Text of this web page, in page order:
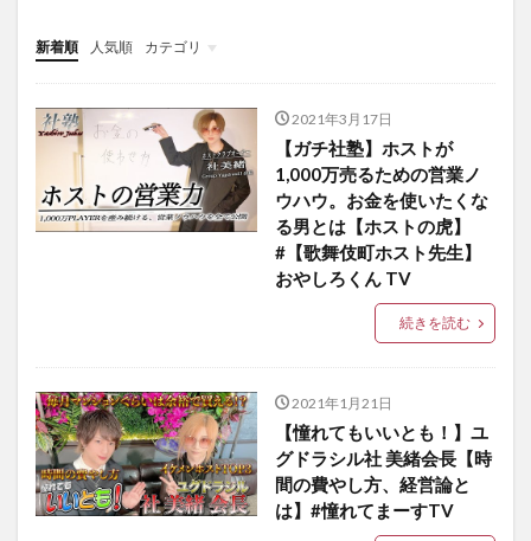
新着順 人気順
カテゴリ
バラエティ
教育
趣味
音楽
ダイエット
美容
2021年3月17日
【ガチ社塾】ホストが
1,000万売るための営業ノ
ウハウ。お金を使いたくな
る男とは【ホストの虎】
#【歌舞伎町ホスト先生】
おやしろくん TV
続きを読む
2021年1月21日
【憧れてもいいとも！】ユ
グドラシル社 美緒会長【時
間の費やし方、経営論と
は】#憧れてまーすTV